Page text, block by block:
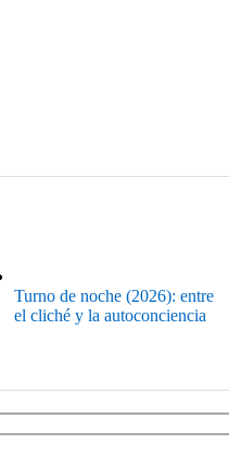
Turno de noche (2026): entre
el cliché y la autoconciencia